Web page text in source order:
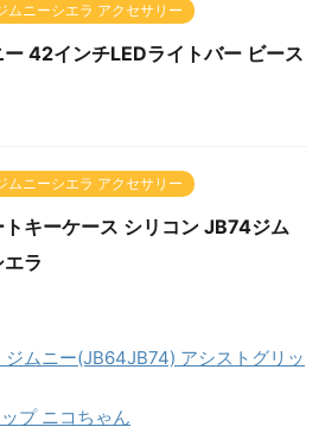
ムニーシエラ アクセサリー
ー 42インチLEDライトバー ビース
ムニーシエラ アクセサリー
トキーケース シリコン JB74ジム
ラ
ジムニー(JB64JB74) アシストグリッ
プ ニコちゃん